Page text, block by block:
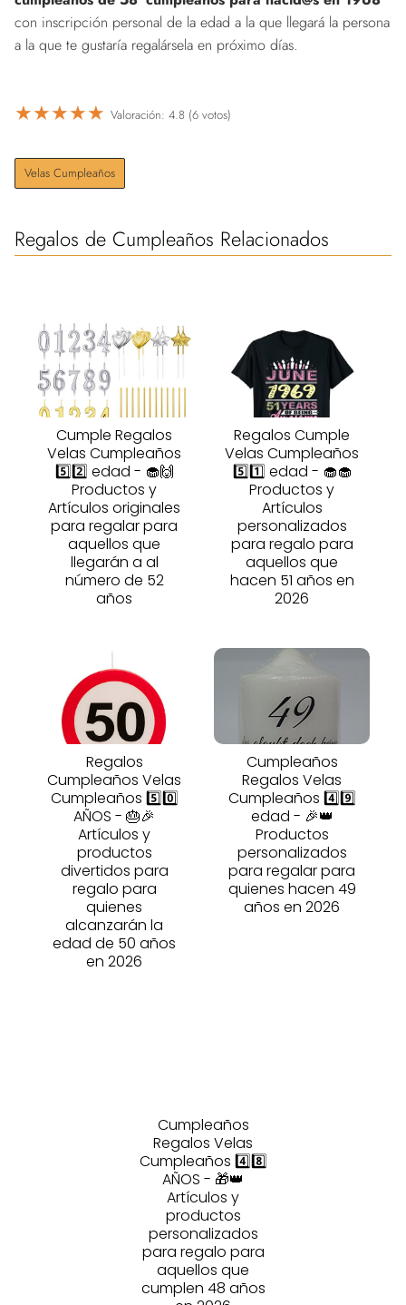
con inscripción personal de la edad a la que llegará la persona
a la que te gustaría regalársela en próximo días.
★★★★★ Valoración: 4.8 (6 votos)
Velas Cumpleaños
Regalos de Cumpleaños Relacionados
Cumple Regalos
Velas Cumpleaños
5️⃣2️⃣ edad - 🧁🙌
Productos y
Artículos originales
para regalar para
aquellos que
llegarán a al
número de 52
años
Regalos Cumple
Velas Cumpleaños
5️⃣1️⃣ edad - 🧁🧁
Productos y
Artículos
personalizados
para regalo para
aquellos que
hacen 51 años en
2026
Regalos
Cumpleaños Velas
Cumpleaños 5️⃣0️⃣
AÑOS - 🎂🎉
Artículos y
productos
divertidos para
regalo para
quienes
alcanzarán la
edad de 50 años
en 2026
Cumpleaños
Regalos Velas
Cumpleaños 4️⃣9️⃣
edad - 🎉👑
Productos
personalizados
para regalar para
quienes hacen 49
años en 2026
Cumpleaños
Regalos Velas
Cumpleaños 4️⃣8️⃣
AÑOS - 🎁👑
Artículos y
productos
personalizados
para regalo para
aquellos que
cumplen 48 años